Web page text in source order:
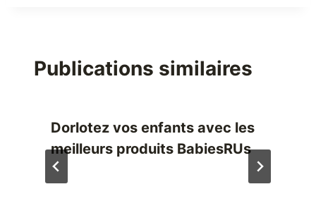
Publications similaires
Dorlotez vos enfants avec les
meilleurs produits BabiesRUs